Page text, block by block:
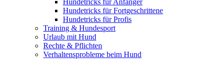
Hundetricks für Anfänger
Hundetricks für Fortgeschrittene
Hundetricks für Profis
Training & Hundesport
Urlaub mit Hund
Rechte & Pflichten
Verhaltensprobleme beim Hund